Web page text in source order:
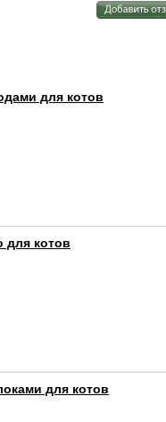
для котов
для котов
для котов